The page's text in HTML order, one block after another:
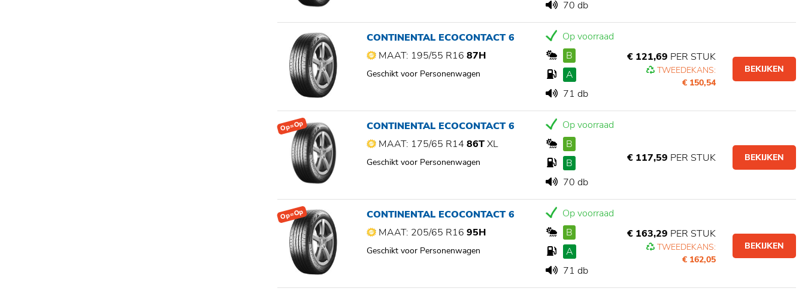
70 db
CONTINENTAL ECOCONTACT 6
MAAT: 195/55 R1687H
Geschikt voor Personenwagen
Op voorraad
B
A
71 db
€ 121,69 PER STUK
TWEEDEKANS:
€ 150,54
BEKIJKEN
Op=Op
CONTINENTAL ECOCONTACT 6
MAAT: 175/65 R1486TXL
Geschikt voor Personenwagen
Op voorraad
B
B
70 db
€ 117,59 PER STUK BEKIJKEN
Op=Op
CONTINENTAL ECOCONTACT 6
MAAT: 205/65 R1695H
Geschikt voor Personenwagen
Op voorraad
B
A
71 db
€ 163,29 PER STUK
TWEEDEKANS:
€ 162,05
BEKIJKEN